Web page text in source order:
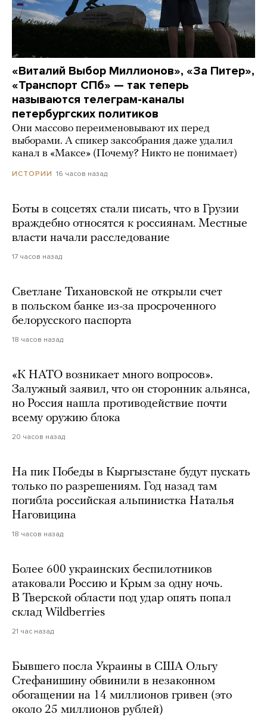
«Виталий Выбор Миллионов», «За Питер»,
«Транспорт СПб» — так теперь
называются телеграм-каналы
петербургских политиков
Они массово переименовывают их перед
выборами. А спикер заксобрания даже удалил
канал в «Максе» (Почему? Никто не понимает)
ИСТОРИИ 16 часов назад
Боты в соцсетях стали писать, что в Грузии
враждебно относятся к россиянам. Местные
власти начали расследование
17 часов назад
Светлане Тихановской не открыли счет
в польском банке из-за просроченного
белорусского паспорта
18 часов назад
«К НАТО возникает много вопросов».
Залужный заявил, что он сторонник альянса,
но Россия нашла противодействие почти
всему оружию блока
20 часов назад
На пик Победы в Кыргызстане будут пускать
только по разрешениям. Год назад там
погибла российская альпинистка Наталья
Наговицина
18 часов назад
Более 600 украинских беспилотников
атаковали Россию и Крым за одну ночь.
В Тверской области под удар опять попал
склад Wildberries
21 час назад
Бывшего посла Украины в США Ольгу
Стефанишину обвинили в незаконном
обогащении на 14 миллионов гривен (это
около 25 миллионов рублей)